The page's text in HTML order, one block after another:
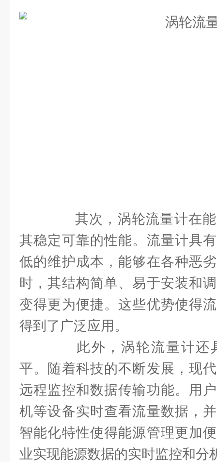
其次，涡轮流量计在能
其稳定可靠的性能。流量计具
低的维护成本，能够在各种恶
时，其结构简单、易于安装和
变得更为便捷。这些优势使得
得到了广泛应用。
此外，涡轮流量计还
平。随着科技的不断发展，现
远程监控和数据传输功能。用
机等设备实时查看流量数据，
智能化特性使得能源管理更加
业实现能源数据的实时监控和分